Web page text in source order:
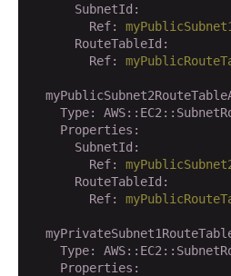
      SubnetId:
        Ref:
      RouteTableId:
        Ref:
    Type:
    Properties:
      SubnetId:
        Ref:
      RouteTableId:
        Ref:
    Type:
    Properties: